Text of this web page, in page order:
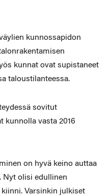
kunnossapidon
kunnat ovat supistaneet
taloustilanteessa.
sovitut
kunnolla vasta 2016
on hyvä keino auttaa
Nyt olisi edullinen
Varsinkin julkiset